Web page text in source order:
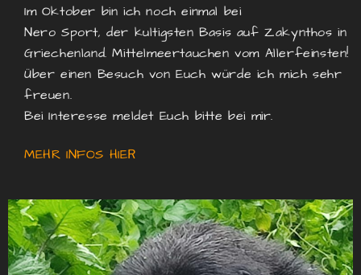
Im Oktober bin ich noch einmal bei
Nero Sport, der kultigsten Basis auf Zakynthos in
Griechenland. Mittelmeertauchen vom Allerfeinsten!
Über einen Besuch von Euch würde ich mich sehr
freuen.
Bei Interesse meldet Euch bitte bei mir.
MEHR INFOS HIER